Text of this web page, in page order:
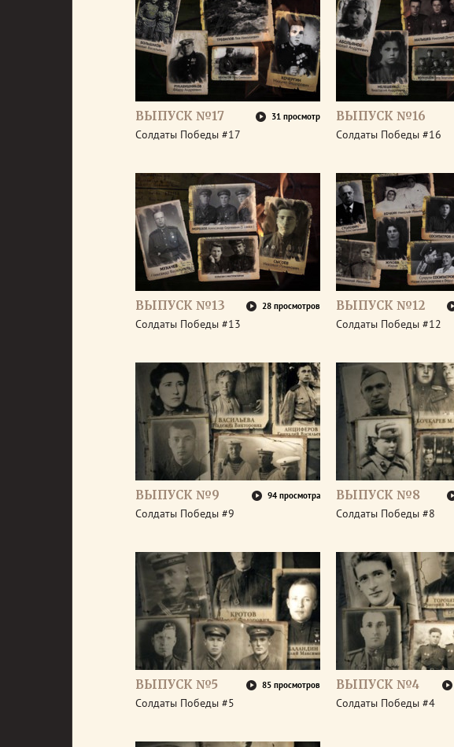
ВЫПУСК №17 31 просмотр
Солдаты Победы #17
ВЫПУСК №16
Солдаты Победы #16
ВЫПУСК №13 28 просмотров
Солдаты Победы #13
ВЫПУСК №12
Солдаты Победы #12
ВЫПУСК №9 94 просмотра
Солдаты Победы #9
ВЫПУСК №8
Солдаты Победы #8
ВЫПУСК №5 85 просмотров
Солдаты Победы #5
ВЫПУСК №4
Солдаты Победы #4